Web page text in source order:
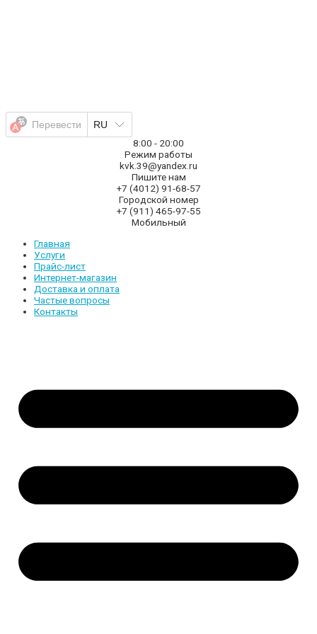
Перевести
RU
8:00 - 20:00
Режим работы
kvk.39@yandex.ru
Пишите нам
+7 (4012) 91-68-57
Городской номер
+7 (911) 465-97-55
Мобильный
Главная
Услуги
Прайс-лист
Интернет-магазин
Доставка и оплата
Частые вопросы
Контакты